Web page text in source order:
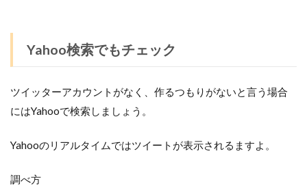
Yahoo検索でもチェック
ツイッターアカウントがなく、作るつもりがないと言う場合
にはYahooで検索しましょう。
Yahooのリアルタイムではツイートが表示されるますよ。
調べ方